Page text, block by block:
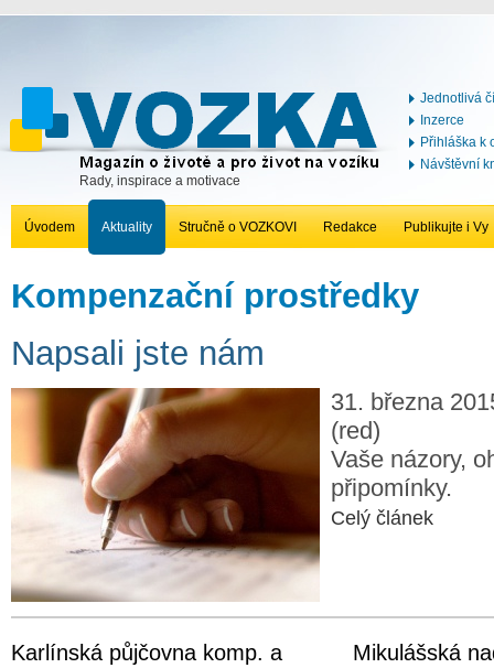
Rady, inspirace a motivace
Jednotlivá
Inzerce
Přihláška k
Návštěvní
Úvodem Aktuality Stručně o VOZKOVI Redakce Publikujte i Vy
Kompenzační prostředky
Napsali jste nám
31. března
(red)
Vaše názory,
připomínky.
Celý článek
Karlínská půjčovna komp. a
Mikulášská